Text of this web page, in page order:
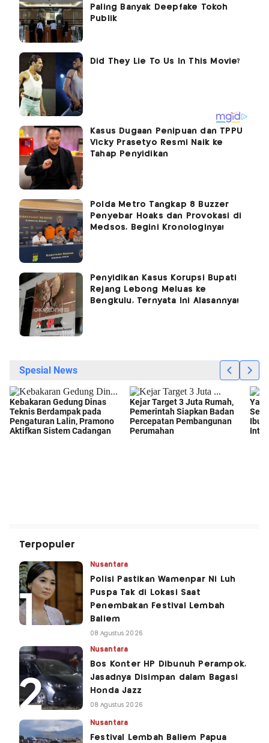
Paling Banyak Deepfake Tokoh
Publik
Kasus Dugaan Penipuan dan TPPU
Vicky Prasetyo Resmi Naik ke
Tahap Penyidikan
Polda Metro Tangkap 8 Buzzer
Penyebar Hoaks dan Provokasi di
Medsos, Begini Kronologinya!
Penyidikan Kasus Korupsi Bupati
Rejang Lebong Meluas ke
Bengkulu, Ternyata Ini Alasannya!
Terpopuler
Nusantara
Polisi Pastikan Wamenpar Ni Luh
Puspa Tak di Lokasi Saat
Penembakan Festival Lembah
Baliem
08 Agustus 2026
Nusantara
Bos Konter HP Dibunuh Perampok,
Jasadnya Disimpan dalam Bagasi
Honda Jazz
08 Agustus 2026
Nusantara
Festival Lembah Baliem Papua